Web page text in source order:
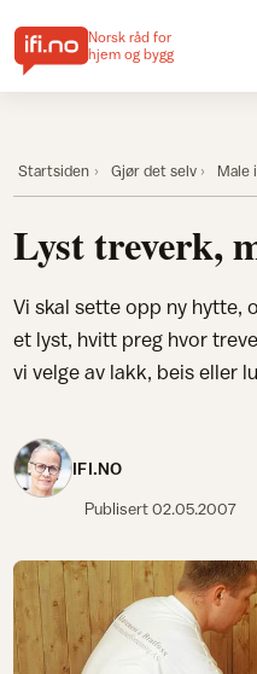
Norsk råd for
hjem og bygg
Startsiden Gjør det selv Male
Lyst treverk,
Vi skal sette opp ny hytte,
et lyst, hvitt preg hvor
vi velge av lakk, beis eller
IFI.NO
Publisert02.05.2007